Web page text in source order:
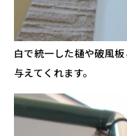
白で統一した樋や破風
与えてくれます。